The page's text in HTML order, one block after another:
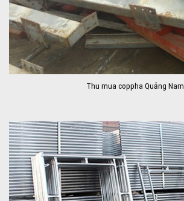
Thu mua coppha Quảng Nam